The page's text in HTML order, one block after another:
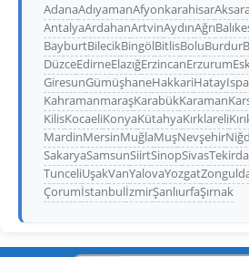
AdanaAdıyamanAfyonkarahisar
AntalyaArdahanArtvinAydınAğrı
BayburtBilecikBingölBitlisBoluBurdur
DüzceEdirneElazığErzincanErzurum
GiresunGümüşhaneHakkariHatay
KahramanmaraşKarabükKaraman
KilisKocaeliKonyaKütahyaKırklareli
MardinMersinMuğlaMuşNevşehir
SakaryaSamsunSiirtSinopSivas
TunceliUşakVanYalovaYozgat
ÇorumİstanbulİzmirŞanlıurfaŞırnak